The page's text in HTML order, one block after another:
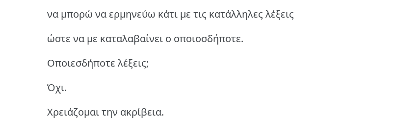
να μπορώ να ερμηνεύω κάτι με τις κατάλληλες λέξεις
ώστε να με καταλαβαίνει ο οποιοσδήποτε.
Οποιεσδήποτε λέξεις;
Όχι.
Χρειάζομαι την ακρίβεια.